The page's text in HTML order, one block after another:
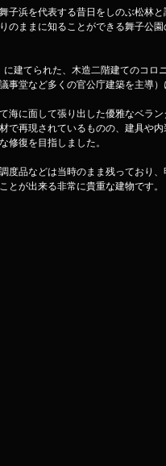
子浜を代表する昔日をしのぶ松林
のままに知ることができる舞子公
に建てられた、木造二階建てのコロ
事堂など多くの官公庁建築を主導
海に面して張り出した優雅なベラ
で再現されているものの、建具や
修復を目指しました。
度品などは当時のまま残っており
とが出来る非常に貴重な建物です。